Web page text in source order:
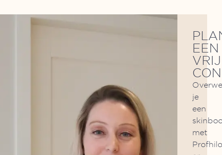
EEN
je
een
met